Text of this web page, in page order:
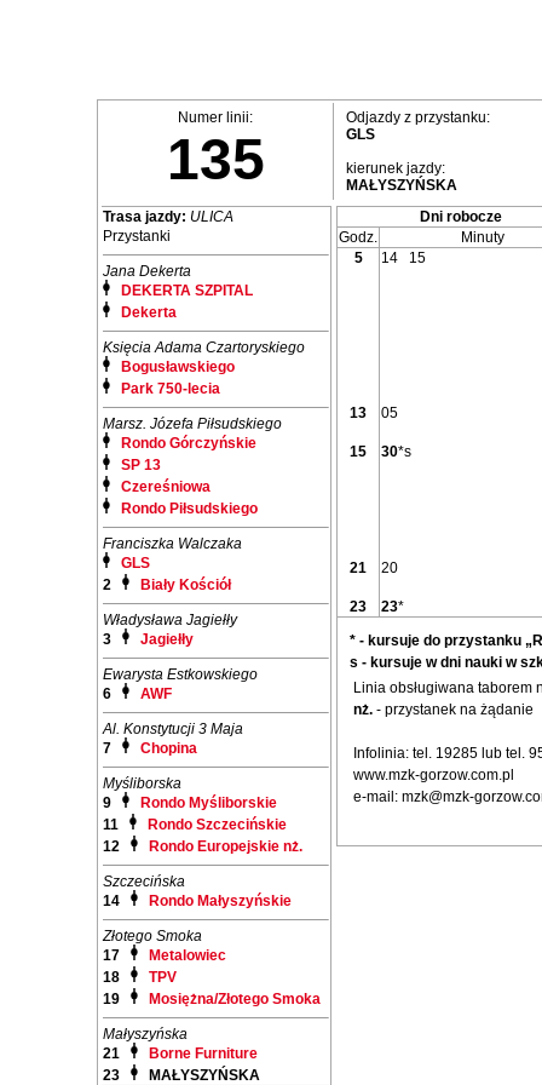
Numer linii:
135
Odjazdy z przystanku:
GLS
kierunek jazdy:
MAŁYSZYŃSKA
Trasa jazdy: ULICA
Przystanki
Jana Dekerta
DEKERTA SZPITAL
Dekerta
Księcia Adama Czartoryskiego
Bogusławskiego
Park 750-lecia
Marsz. Józefa Piłsudskiego
Rondo Górczyńskie
SP 13
Czereśniowa
Rondo Piłsudskiego
Franciszka Walczaka
GLS
2
Biały Kościół
Władysława Jagiełły
3
Jagiełły
Ewarysta Estkowskiego
6
AWF
Al. Konstytucji 3 Maja
7
Chopina
Myśliborska
9
Rondo Myśliborskie
11
Rondo Szczecińskie
12
Rondo Europejskie nż.
Szczecińska
14
Rondo Małyszyńskie
Złotego Smoka
17
Metalowiec
18
TPV
19
Mosiężna/Złotego Smoka
Małyszyńska
21
Borne Furniture
23
MAŁYSZYŃSKA
Dni robocze
Godz.
Minuty
5
14 15
13 05
15 30*s
21 20
23 23*
* - kursuje do przystanku
s - kursuje w dni nauki w
Linia obsługiwana taborem
nż. - przystanek na żądanie
Infolinia: tel. 19285 lub tel.
www.mzk-gorzow.com.pl
e-mail: mzk@mzk-